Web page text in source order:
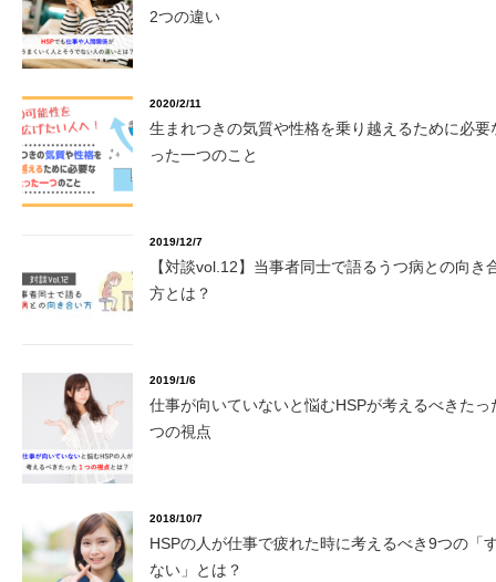
2つの違い
2020/2/11
生まれつきの気質や性格を乗り越えるために必要
った一つのこと
2019/12/7
【対談vol.12】当事者同士で語るうつ病との向き
方とは？
2019/1/6
仕事が向いていないと悩むHSPが考えるべきたっ
つの視点
2018/10/7
HSPの人が仕事で疲れた時に考えるべき9つの「
ない」とは？